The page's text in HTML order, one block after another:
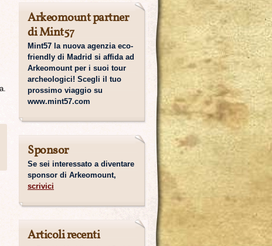
Arkeomount partner
di Mint57
Mint57 la nuova agenzia eco-
friendly di Madrid si affida ad
Arkeomount per i suoi tour
archeologici! Scegli il tuo
prossimo viaggio su
www.mint57.com
Sponsor
Se sei interessato a diventare
sponsor di Arkeomount,
scrivici
Articoli recenti